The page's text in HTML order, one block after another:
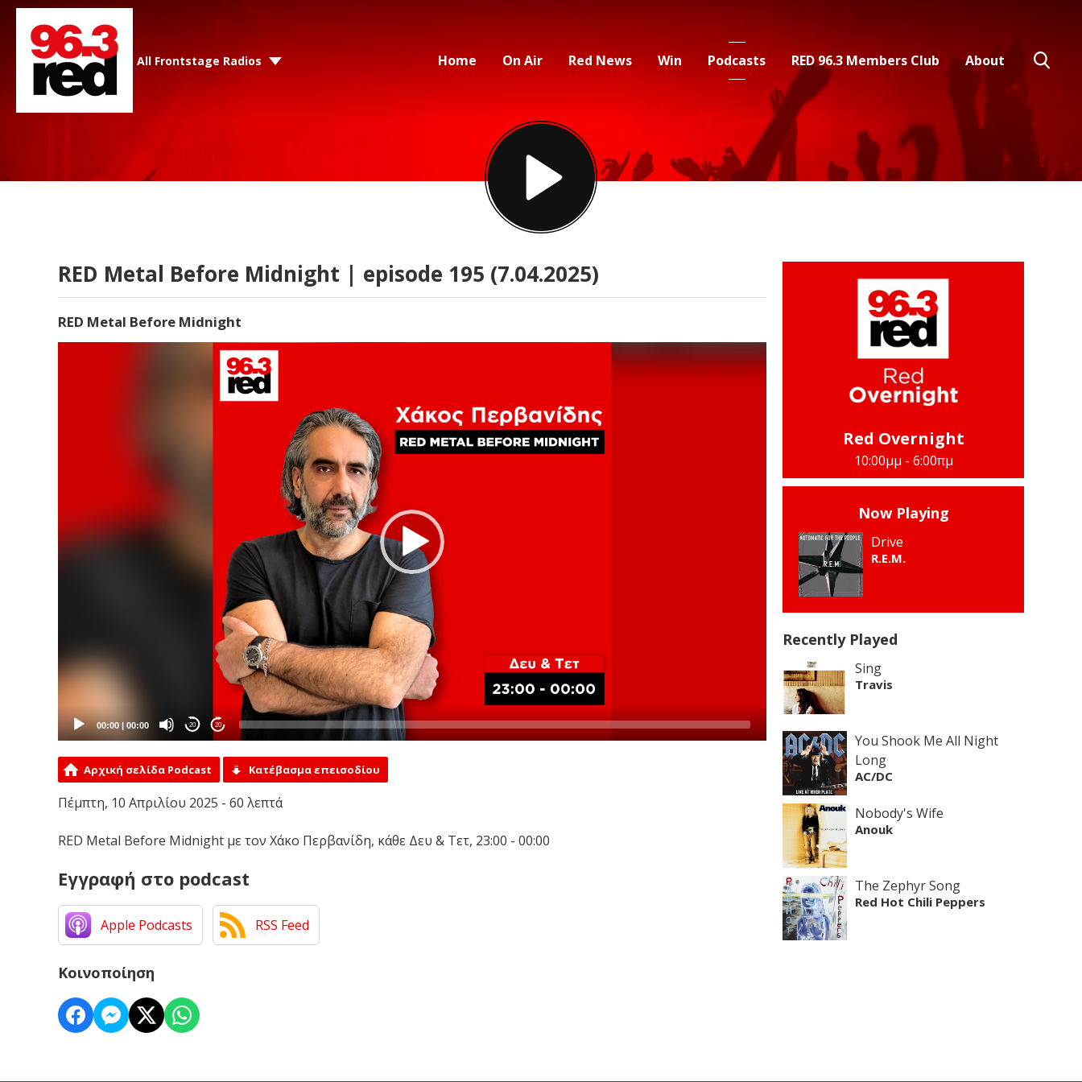
All Frontstage Radios Home On Air Red News Win Podcasts RED 96.3 Members Club About
RED Metal Before Midnight | episode 195 (7.04.2025)
RED Metal Before Midnight
00:00 00:00 20 20
Αρχική σελίδα Podcast Κατέβασμα επεισοδίου
Πέμπτη, 10 Απριλίου 2025 - 60 λεπτά
RED Metal Before Midnight με τον Χάκο Περβανίδη, κάθε Δευ & Τετ, 23:00 - 00:00
Εγγραφή στο podcast
Apple Podcasts RSS Feed
Κοινοποίηση
Red Overnight
10:00μμ - 6:00πμ
Now Playing
Drive
R.E.M.
Recently Played
Sing
Travis
You Shook Me All Night
Long
AC/DC
Nobody's Wife
Anouk
The Zephyr Song
Red Hot Chili Peppers